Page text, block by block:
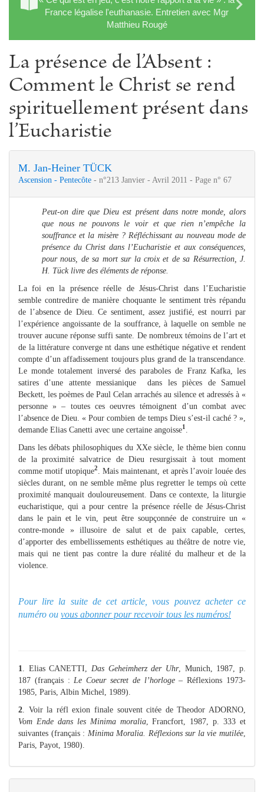
France légalise l'euthanasie. Entretien avec Mgr
Matthieu Rougé
La présence de l’Absent :
Comment le Christ se rend
spirituellement présent dans
l’Eucharistie
M. Jan-Heiner TÜCK
Ascension - Pentecôte - n°213 Janvier - Avril 2011 - Page n° 67
Peut-on dire que Dieu est présent dans notre monde, alors
que nous ne pouvons le voir et que rien n’empêche la
souffrance et la misère ? Réfléchissant au nouveau mode de
présence du Christ dans l’Eucharistie et aux conséquences,
pour nous, de sa mort sur la croix et de sa Résurrection, J.
H. Tück livre des éléments de réponse.
La foi en la présence réelle de Jésus-Christ dans l’Eucharistie
semble contredire de manière choquante le sentiment très répandu
de l’absence de Dieu. Ce sentiment, assez justifié, est nourri par
l’expérience angoissante de la souffrance, à laquelle on semble ne
trouver aucune réponse suffi sante. De nombreux témoins de l’art et
de la littérature converge nt dans une esthétique négative et rendent
compte d’un affadissement toujours plus grand de la transcendance.
Le monde totalement inversé des paraboles de Franz Kafka, les
satires d’une attente messianique dans les pièces de Samuel
Beckett, les poèmes de Paul Celan arrachés au silence et adressés à «
personne » – toutes ces oeuvres témoignent d’un combat avec
l’absence de Dieu. « Pour combien de temps Dieu s’est-il caché ? »,
demande Elias Canetti avec une certaine angoisse1
Dans les débats philosophiques du XXe siècle, le thème bien connu
de la proximité salvatrice de Dieu resurgissait à tout moment
comme motif utopique2
. Mais maintenant, et après l’avoir louée des
siècles durant, on ne semble même plus regretter le temps où cette
proximité manquait douloureusement. Dans ce contexte, la liturgie
eucharistique, qui a pour centre la présence réelle de Jésus-Christ
dans le pain et le vin, peut être soupçonnée de construire un «
contre-monde » illusoire de salut et de paix capable, certes,
d’apporter des embellissements esthétiques au théâtre de notre vie,
mais qui ne tient pas contre la dure réalité du malheur et de la
violence.
Pour lire la suite de cet article, vous pouvez acheter ce
numéro ou vous abonner pour recevoir tous les numéros!
1 . Elias CANETTI, Das Geheimherz der Uhr, Munich, 1987, p.
187 (français : Le Coeur secret de l’horloge– Réflexions 1973-
1985, Paris, Albin Michel, 1989).
2 . Voir la réfl exion finale souvent citée de Theodor ADORNO,
Vom Ende dans les Minima moralia, Francfort, 1987, p. 333 et
suivantes (français : Minima Moralia. Réflexions sur la vie mutilée
Paris, Payot, 1980).